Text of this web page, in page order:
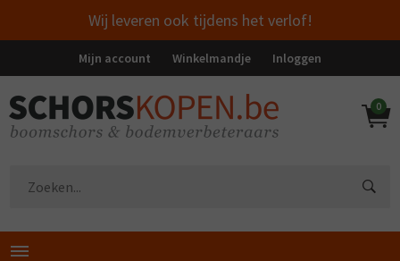
Wij leveren ook tijdens het verlof!
Mijn account Winkelmandje Inloggen
0